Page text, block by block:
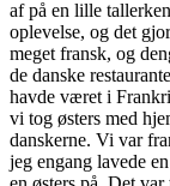
af på en lille
oplevelse, og det
meget fransk, og
de danske
havde været i
vi tog østers med
danskerne. Vi var
jeg engang lavede